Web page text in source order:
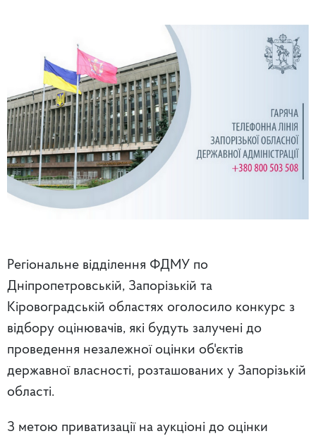
Регіональне відділення ФДМУ по
Дніпропетровській, Запорізькій та
Кіровоградській областях оголосило конкурс з
відбору оцінювачів, які будуть залучені до
проведення незалежної оцінки об'єктів
державної власності, розташованих у Запорізькій
області.
З метою приватизації на аукціоні до оцінки